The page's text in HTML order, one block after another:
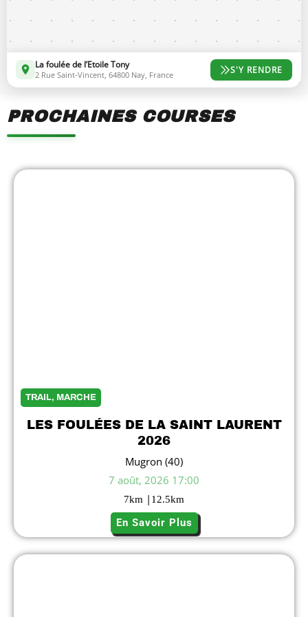
La foulée de l’Etoile Tony
2 Rue Saint-Vincent, 64800 Nay, France S'Y RENDRE
PROCHAINES COURSES
TRAIL, MARCHE
LES FOULÉES DE LA SAINT LAURENT
2026
Mugron (40)
7 août, 2026 17:00
7km | 12.5km
En Savoir Plus
Showing